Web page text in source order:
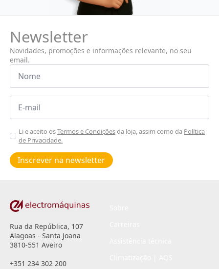
Newsletter
Novidades, promoções e informações relevante, no seu
email.
Nome
Email
Aceitar
Poiticas
de
privacidade
Li e aceito osTermos e Condiçõesda loja, assim como da Política
de Privacidade.
Inscrever na newsletter
Rua da República, 107
Alagoas - Santa Joana
3810-551 Aveiro
+351 234 302 200